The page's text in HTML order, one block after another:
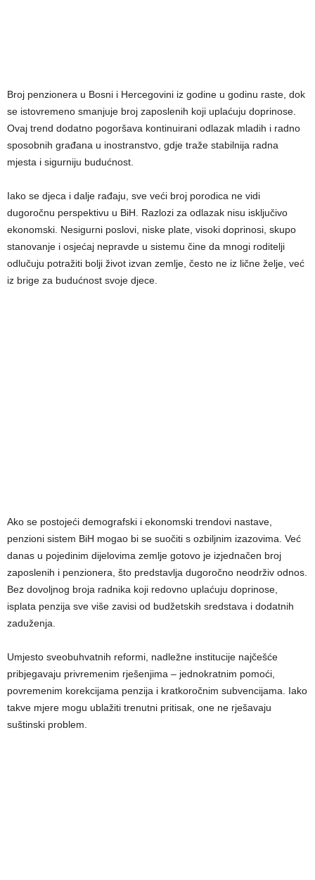
Broj penzionera u Bosni i Hercegovini iz godine u godinu raste, dok
se istovremeno smanjuje broj zaposlenih koji uplaćuju doprinose.
Ovaj trend dodatno pogoršava kontinuirani odlazak mladih i radno
sposobnih građana u inostranstvo, gdje traže stabilnija radna
mjesta i sigurniju budućnost.
Iako se djeca i dalje rađaju, sve veći broj porodica ne vidi
dugoročnu perspektivu u BiH. Razlozi za odlazak nisu isključivo
ekonomski. Nesigurni poslovi, niske plate, visoki doprinosi, skupo
stanovanje i osjećaj nepravde u sistemu čine da mnogi roditelji
odlučuju potražiti bolji život izvan zemlje, često ne iz lične želje, već
iz brige za budućnost svoje djece.
Ako se postojeći demografski i ekonomski trendovi nastave,
penzioni sistem BiH mogao bi se suočiti s ozbiljnim izazovima. Već
danas u pojedinim dijelovima zemlje gotovo je izjednačen broj
zaposlenih i penzionera, što predstavlja dugoročno neodrživ odnos.
Bez dovoljnog broja radnika koji redovno uplaćuju doprinose,
isplata penzija sve više zavisi od budžetskih sredstava i dodatnih
zaduženja.
Umjesto sveobuhvatnih reformi, nadležne institucije najčešće
pribjegavaju privremenim rješenjima – jednokratnim pomoći,
povremenim korekcijama penzija i kratkoročnim subvencijama. Iako
takve mjere mogu ublažiti trenutni pritisak, one ne rješavaju
suštinski problem.